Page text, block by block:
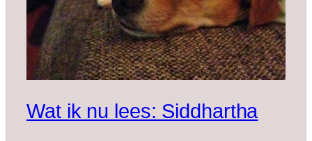
Wat ik nu lees: Siddhartha